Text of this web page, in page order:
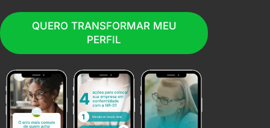
QUERO TRANSFORMAR MEU
PERFIL